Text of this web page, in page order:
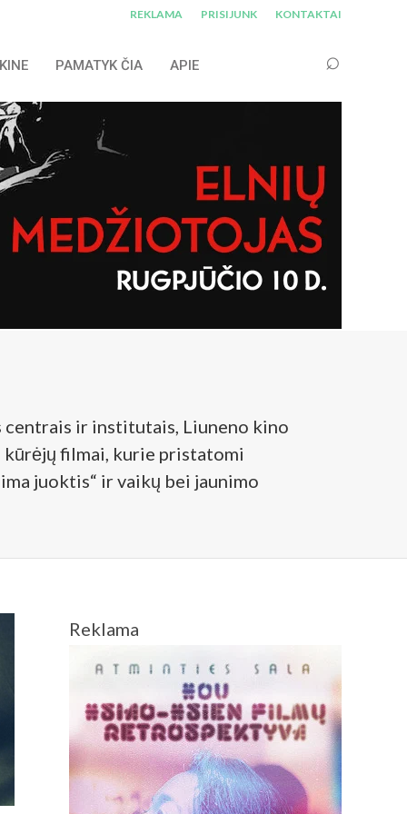
REKLAMA PRISIJUNK KONTAKTAI
PAMATYK ČIA APIE
centrais ir institutais, Liuneno kino
kūrėjų filmai, kurie pristatomi
juoktis“ ir vaikų bei jaunimo
Reklama